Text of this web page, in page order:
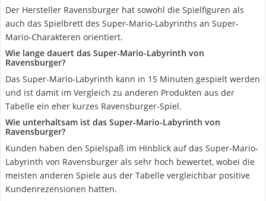
Der Hersteller Ravensburger hat sowohl die Spielfiguren als
auch das Spielbrett des Super-Mario-Labyrinths an Super-
Mario-Charakteren orientiert.
Wie lange dauert das Super-Mario-Labyrinth von
Ravensburger?
Das Super-Mario-Labyrinth kann in 15 Minuten gespielt werden
und ist damit im Vergleich zu anderen Produkten aus der
Tabelle ein eher kurzes Ravensburger-Spiel.
Wie unterhaltsam ist das Super-Mario-Labyrinth von
Ravensburger?
Kunden haben den Spielspaß im Hinblick auf das Super-Mario-
Labyrinth von Ravensburger als sehr hoch bewertet, wobei die
meisten anderen Spiele aus der Tabelle vergleichbar positive
Kundenrezensionen hatten.